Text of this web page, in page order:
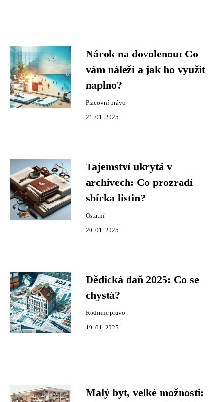
Nárok na dovolenou: Co
vám náleží a jak ho využít
naplno?
Pracovní právo
21. 01. 2025
Tajemství ukrytá v
archivech: Co prozradí
sbírka listin?
Ostatní
20. 01. 2025
Dědická daň 2025: Co se
chystá?
Rodinné právo
19. 01. 2025
Malý byt, velké možnosti: